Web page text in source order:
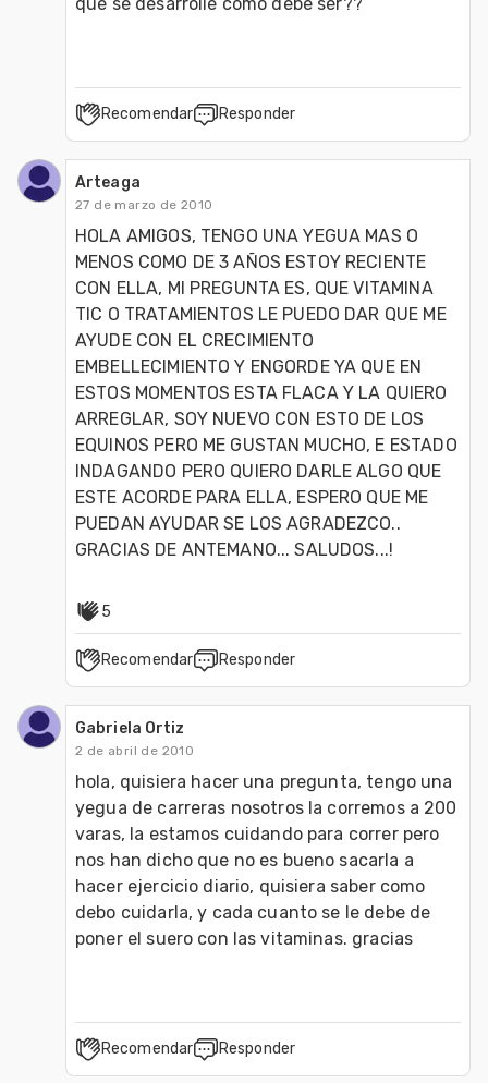
Recomendar Responder
Arteaga
27 de marzo de 2010
HOLA AMIGOS, TENGO UNA YEGUA MAS O
MENOS COMO DE 3 AÑOS ESTOY RECIENTE
CON ELLA, MI PREGUNTA ES, QUE VITAMINA
TIC O TRATAMIENTOS LE PUEDO DAR QUE ME
AYUDE CON EL CRECIMIENTO
EMBELLECIMIENTO Y ENGORDE YA QUE EN
ESTOS MOMENTOS ESTA FLACA Y LA QUIERO
ARREGLAR, SOY NUEVO CON ESTO DE LOS
EQUINOS PERO ME GUSTAN MUCHO, E ESTADO
INDAGANDO PERO QUIERO DARLE ALGO QUE
ESTE ACORDE PARA ELLA, ESPERO QUE ME
PUEDAN AYUDAR SE LOS AGRADEZCO..
GRACIAS DE ANTEMANO... SALUDOS...!
5
Recomendar Responder
Gabriela Ortiz
2 de abril de 2010
hola, quisiera hacer una pregunta, tengo una
yegua de carreras nosotros la corremos a 200
varas, la estamos cuidando para correr pero
nos han dicho que no es bueno sacarla a
hacer ejercicio diario, quisiera saber como
debo cuidarla, y cada cuanto se le debe de
poner el suero con las vitaminas. gracias
Recomendar Responder